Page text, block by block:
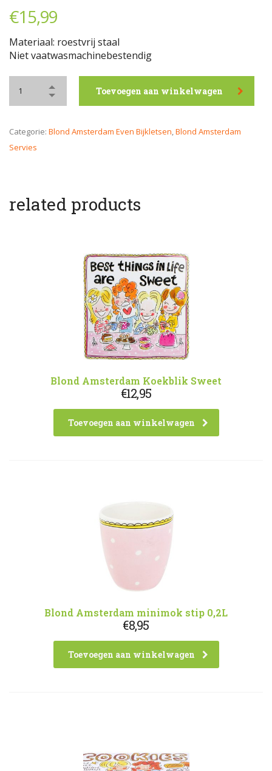
€15,99
Materiaal: roestvrij staal
Niet vaatwasmachinebestendig
Toevoegen aan winkelwagen
Categorie: Blond Amsterdam Even Bijkletsen,Blond Amsterdam
Servies
related products
Blond Amsterdam Koekblik Sweet
€12,95
Toevoegen aan winkelwagen
Blond Amsterdam minimok stip 0,2L
€8,95
Toevoegen aan winkelwagen